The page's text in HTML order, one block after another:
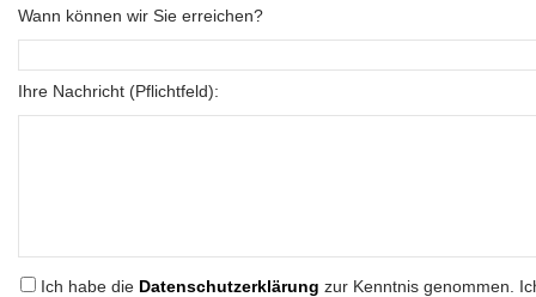
Wann können wir Sie erreichen?
Ihre Nachricht (Pflichtfeld):
Ich habe die Datenschutzerklärung zur Kenntnis genommen.